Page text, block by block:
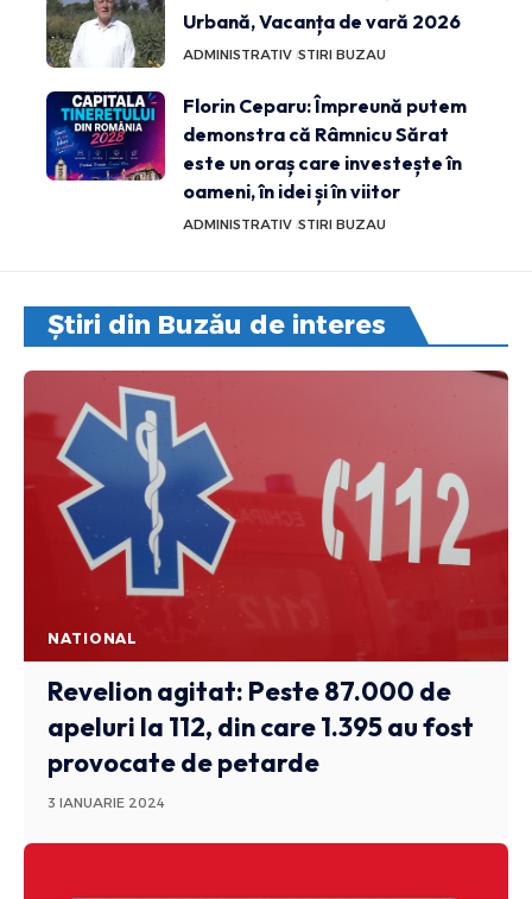
Urbană, Vacanța de vară 2026
ADMINISTRATIV STIRI BUZAU
Florin Ceparu: Împreună putem
demonstra că Râmnicu Sărat
este un oraș care investește în
oameni, în idei și în viitor
ADMINISTRATIV STIRI BUZAU
Știri din Buzău de interes
NATIONAL
Revelion agitat: Peste 87.000 de
apeluri la 112, din care 1.395 au fost
provocate de petarde
3 IANUARIE 2024